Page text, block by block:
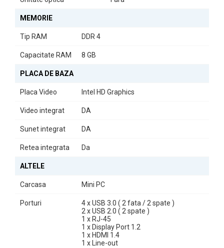
echilibru perfect între performanță și dimensiuni reduse. Ideal
pentru orice utilizator care caută un calculator fiabil și eficient.
MEMORIE
Tip RAM DDR 4
Capacitate RAM 8 GB
PLACA DE BAZA
Placa Video Intel HD Graphics
Video integrat DA
Sunet integrat DA
Retea integrata Da
ALTELE
Carcasa Mini PC
Porturi
4 x USB 3.0 ( 2 fata / 2 spate )
2 x USB 2.0 ( 2 spate )
1 x RJ-45
1 x Display Port 1.2
1 x HDMI 1.4
1 x Line-out